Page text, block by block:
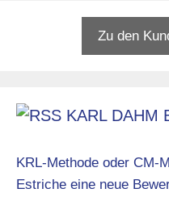
Zu den
KARL DAHM
KRL-Methode oder CM-
Estriche eine neue